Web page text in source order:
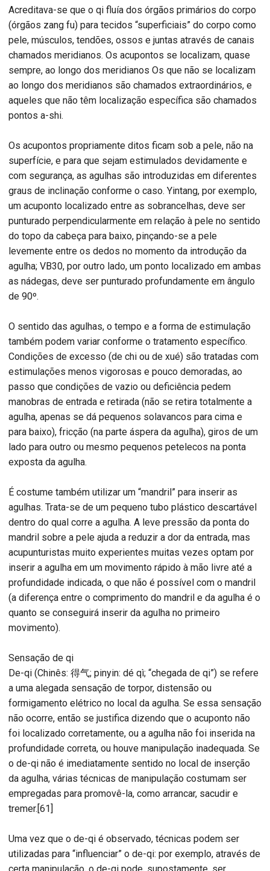
Acreditava-se que o qi fluía dos órgãos primários do corpo
(órgãos zang fu) para tecidos “superficiais” do corpo como
pele, músculos, tendões, ossos e juntas através de canais
chamados meridianos. Os acupontos se localizam, quase
sempre, ao longo dos meridianos Os que não se localizam
ao longo dos meridianos são chamados extraordinários, e
aqueles que não têm localização específica são chamados
pontos a-shi.
Os acupontos propriamente ditos ficam sob a pele, não na
superfície, e para que sejam estimulados devidamente e
com segurança, as agulhas são introduzidas em diferentes
graus de inclinação conforme o caso. Yintang, por exemplo,
um acuponto localizado entre as sobrancelhas, deve ser
punturado perpendicularmente em relação à pele no sentido
do topo da cabeça para baixo, pinçando-se a pele
levemente entre os dedos no momento da introdução da
agulha; VB30, por outro lado, um ponto localizado em ambas
as nádegas, deve ser punturado profundamente em ângulo
de 90º.
O sentido das agulhas, o tempo e a forma de estimulação
também podem variar conforme o tratamento específico.
Condições de excesso (de chi ou de xué) são tratadas com
estimulações menos vigorosas e pouco demoradas, ao
passo que condições de vazio ou deficiência pedem
manobras de entrada e retirada (não se retira totalmente a
agulha, apenas se dá pequenos solavancos para cima e
para baixo), fricção (na parte áspera da agulha), giros de um
lado para outro ou mesmo pequenos petelecos na ponta
exposta da agulha.
É costume também utilizar um “mandril” para inserir as
agulhas. Trata-se de um pequeno tubo plástico descartável
dentro do qual corre a agulha. A leve pressão da ponta do
mandril sobre a pele ajuda a reduzir a dor da entrada, mas
acupunturistas muito experientes muitas vezes optam por
inserir a agulha em um movimento rápido à mão livre até a
profundidade indicada, o que não é possível com o mandril
(a diferença entre o comprimento do mandril e da agulha é o
quanto se conseguirá inserir da agulha no primeiro
movimento).
Sensação de qi
De-qi (Chinês: 得气; pinyin: dé qì; “chegada de qi”) se refere
a uma alegada sensação de torpor, distensão ou
formigamento elétrico no local da agulha. Se essa sensação
não ocorre, então se justifica dizendo que o acuponto não
foi localizado corretamente, ou a agulha não foi inserida na
profundidade correta, ou houve manipulação inadequada. Se
o de-qi não é imediatamente sentido no local de inserção
da agulha, várias técnicas de manipulação costumam ser
empregadas para promovê-la, como arrancar, sacudir e
tremer.[61]
Uma vez que o de-qi é observado, técnicas podem ser
utilizadas para “influenciar” o de-qi: por exemplo, através de